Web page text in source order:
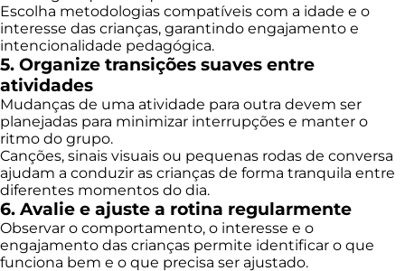
Escolha metodologias compatíveis com a idade e o
interesse das crianças, garantindo engajamento e
intencionalidade pedagógica.
5. Organize transições suaves entre
atividades
Mudanças de uma atividade para outra devem ser
planejadas para minimizar interrupções e manter o
ritmo do grupo.
Canções, sinais visuais ou pequenas rodas de conversa
ajudam a conduzir as crianças de forma tranquila entre
diferentes momentos do dia.
6. Avalie e ajuste a rotina regularmente
Observar o comportamento, o interesse e o
engajamento das crianças permite identificar o que
funciona bem e o que precisa ser ajustado.